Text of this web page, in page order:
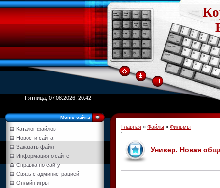
Пятница, 07.08.2026, 20:42
Меню сайта
Каталог файлов
Новости сайта
Заказать файл
Информация о сайте
Справка по сайту
Связь с администрацией
Онлайн игры
Главная » Файлы » Фильмы
Универ. Новая